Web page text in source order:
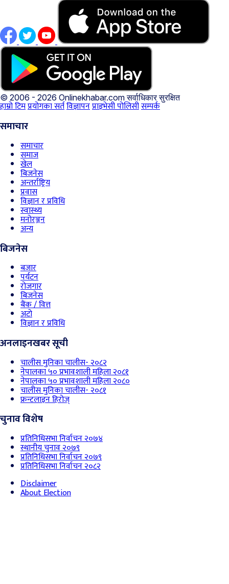
© 2006 - 2026 Onlinekhabar.comसर्वाधिकार सुरक्षित
हाम्रो टिमप्रयोगका सर्तविज्ञापनप्राइभेसी पोलिसीसम्पर्क
समाचार
समाचार
समाज
खेल
बिजनेस
अन्तर्राष्ट्रिय
प्रवास
विज्ञान र प्रविधि
स्वास्थ्य
मनोरञ्जन
अन्य
बिजनेस
बजार
पर्यटन
रोजगार
बिजनेस
बैंक / वित्त
अटो
विज्ञान र प्रविधि
अनलाइनखबर सूची
चालीस मुनिका चालीस- २०८२
नेपालका ५० प्रभावशाली महिला २०८१
नेपालका ५० प्रभावशाली महिला २०८०
चालीस मुनिका चालीस- २०८१
फ्रन्टलाइन हिरोज्
चुनाव विशेष
प्रतिनिधिसभा निर्वाचन २०७४
स्थानीय चुनाव २०७९
प्रतिनिधिसभा निर्वाचन २०७९
प्रतिनिधिसभा निर्वाचन २०८२
Disclaimer
About Election